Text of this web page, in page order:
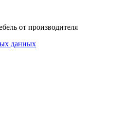
от производителя
данных